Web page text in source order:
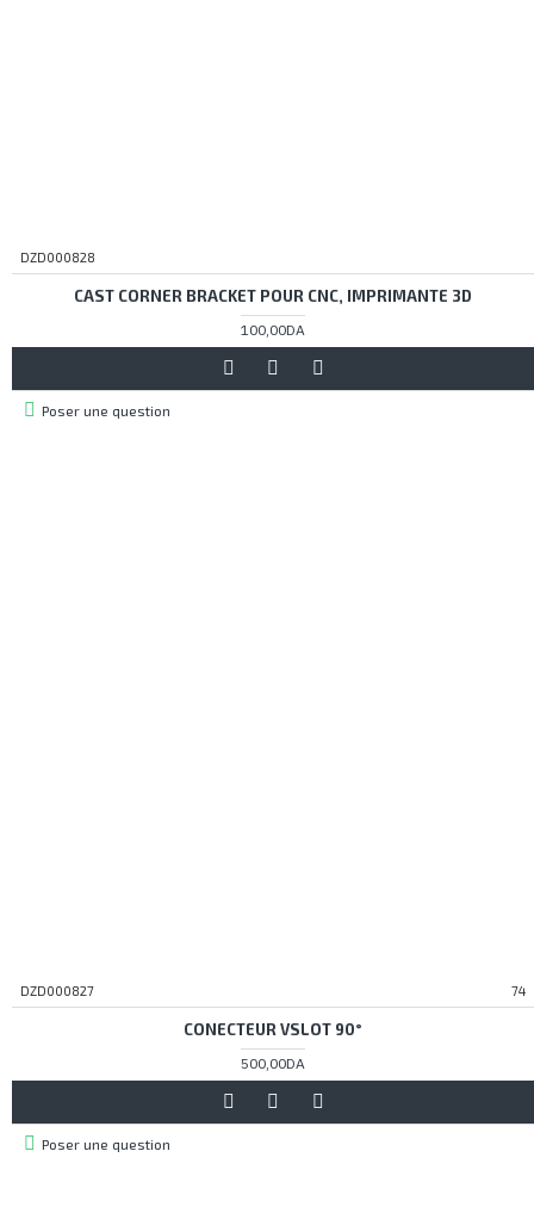
DZD000828
CAST CORNER BRACKET POUR CNC, IMPRIMANTE 3D
100,00DA
Poser une question
DZD000827 74
CONECTEUR VSLOT 90°
500,00DA
Poser une question